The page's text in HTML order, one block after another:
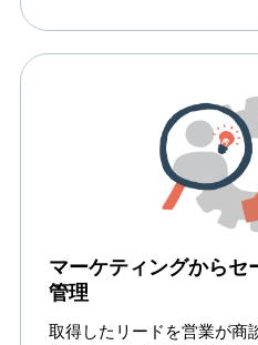
マーケティングからセ
管理
取得したリードを営業が商